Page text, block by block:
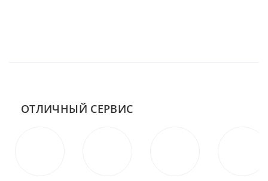
ОТЛИЧНЫЙ СЕРВИС